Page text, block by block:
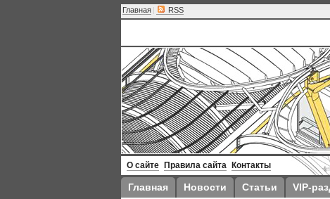
Главная | RSS
О сайте Правила сайта Контакты
Главная Новости Статьи VIP-